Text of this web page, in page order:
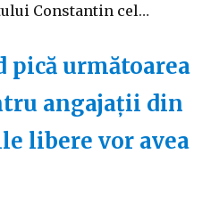
Constantin cel…
pică următoarea
angajații din
libere vor avea